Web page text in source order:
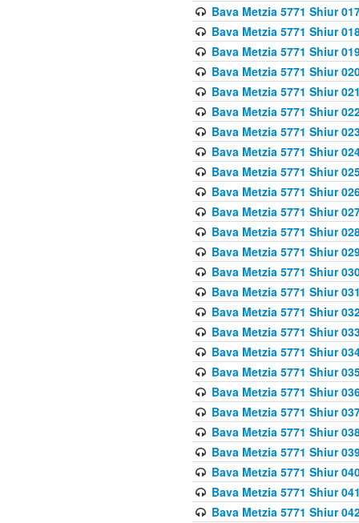
Bava Metzia 5771 Shiur
Bava Metzia 5771 Shiur
Bava Metzia 5771 Shiur
Bava Metzia 5771 Shiur
Bava Metzia 5771 Shiur
Bava Metzia 5771 Shiur
Bava Metzia 5771 Shiur
Bava Metzia 5771 Shiur
Bava Metzia 5771 Shiur
Bava Metzia 5771 Shiur
Bava Metzia 5771 Shiur
Bava Metzia 5771 Shiur
Bava Metzia 5771 Shiur
Bava Metzia 5771 Shiur
Bava Metzia 5771 Shiur
Bava Metzia 5771 Shiur
Bava Metzia 5771 Shiur
Bava Metzia 5771 Shiur
Bava Metzia 5771 Shiur
Bava Metzia 5771 Shiur
Bava Metzia 5771 Shiur
Bava Metzia 5771 Shiur
Bava Metzia 5771 Shiur
Bava Metzia 5771 Shiur
Bava Metzia 5771 Shiur
Bava Metzia 5771 Shiur